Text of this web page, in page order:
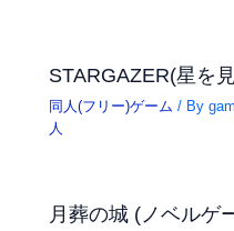
STARGAZER(星を
同人(フリー)ゲーム / By
人
月葬の城 (ノベルゲ